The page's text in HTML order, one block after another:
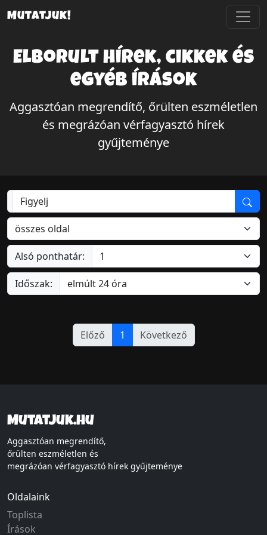
Mutatjuk!
Elborult hírek, cikkek és
egyéb írások
Aggasztóan megrendítő, őrülten eszméletlen
és megrázóan vérfagyasztó hírek
gyűjteménye
Alsó ponthatár:
Időszak:
Előző 1 Következő
Mutatjuk.hu
Aggasztóan megrendítő,
őrülten eszméletlen és
megrázóan vérfagyasztó hírek gyűjteménye
Oldalaink
Toplista
Írások